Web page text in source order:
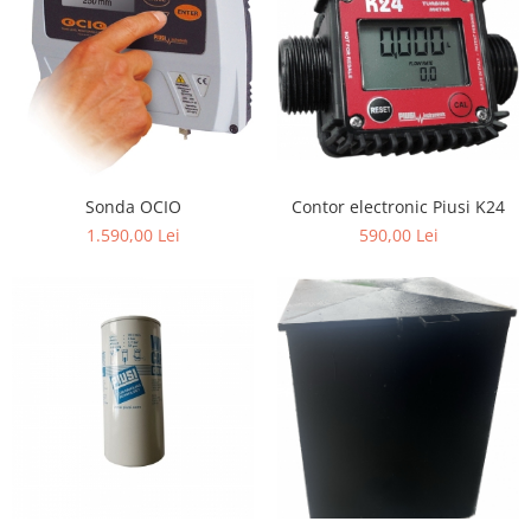
Sonda OCIO
1.590,00 Lei
Contor electronic Piusi K24
590,00 Lei